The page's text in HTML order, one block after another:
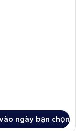
ngày bạn chọn